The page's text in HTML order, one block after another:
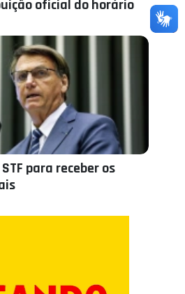
oficial do horário
para receber os